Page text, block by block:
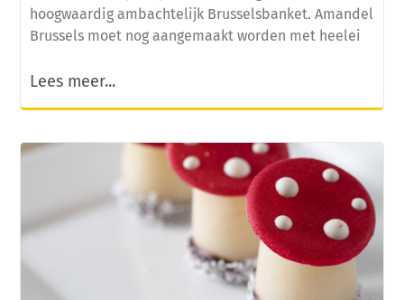
hoogwaardig ambachtelijk Brusselsbanket. Amandel
Brussels moet nog aangemaakt worden met heelei
Lees meer...